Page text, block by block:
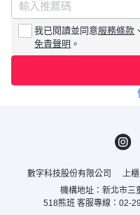
我已閱讀並同意服務條款 、
免責聲明 。
數字科技股份有限公司 上
機構地址：新北市三
518熊班 客服專線：02-